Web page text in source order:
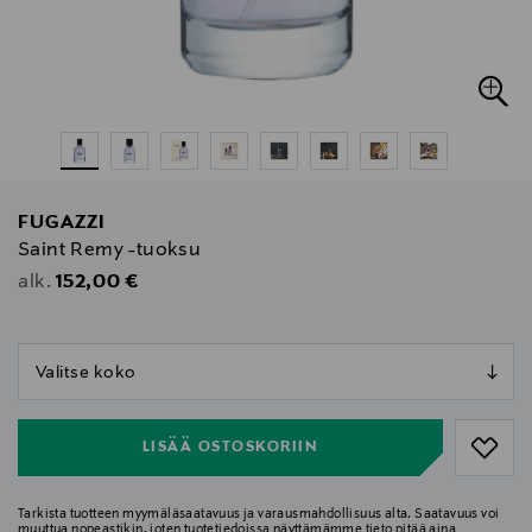
FUGAZZI
Saint Remy -tuoksu
alk. Original Price
152,00 €
LISÄÄ OSTOSKORIIN
Tarkista tuotteen myymäläsaatavuus ja varausmahdollisuus alta. Saatavuus voi